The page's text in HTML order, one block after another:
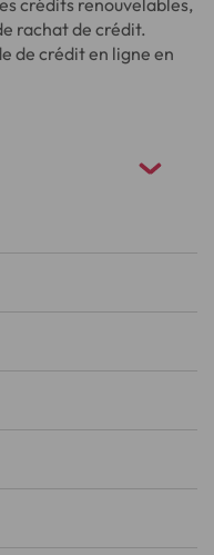
crédits renouvelables,
rachat de crédit.
de crédit en ligne en